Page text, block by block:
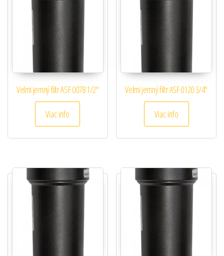
Velmi jemný filtr ASF 0078 1/2″
Viac info
Velmi jemný filtr ASF 0120 3/4″
Viac info